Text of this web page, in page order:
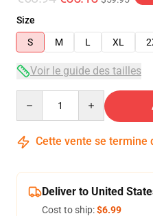
Size
S
M L XL
Voir le guide des tailles
Cette vente se termine
Deliver to United
Cost to ship:$6.99